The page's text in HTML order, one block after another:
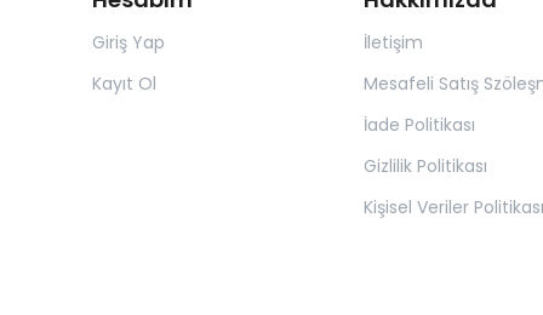
Giriş Yap
Kayıt Ol
İletişim
Mesafeli Satış
İade Politikası
Gizlilik Politikası
Kişisel Veriler Politikası